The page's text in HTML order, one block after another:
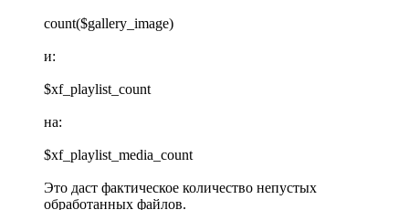
count($gallery_image)
и:
$xf_playlist_count
на:
$xf_playlist_media_count
Это даст фактическое количество непустых
обработанных файлов.